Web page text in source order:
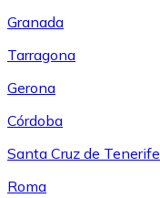
Granada
Tarragona
Gerona
Córdoba
Santa Cruz de Tenerife
Roma